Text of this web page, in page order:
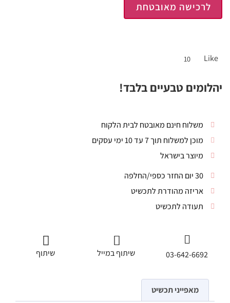
לרכישה מאובטחת
Like
10
יהלומים טבעיים בלבד!
משלוח חינם מאובטח לבית הלקוח
מוכן למשלוח תוך 7 עד 10 ימי עסקים
מיוצר בישראל
30 יום החזר כספי/החלפה
אריזה מהודרת לתכשיט
תעודה לתכשיט
03-642-6692 שיתוף במייל שיתוף
מאפייני תכשיט